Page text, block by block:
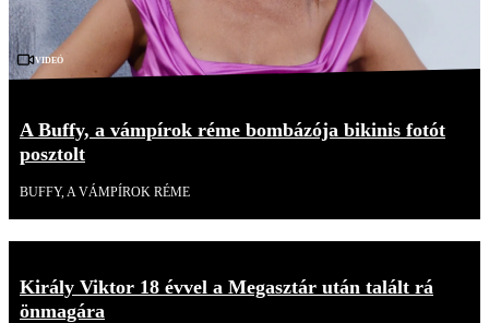
Videó
A Buffy, a vámpírok réme bombázója bikinis fotót
posztolt
BUFFY, A VÁMPÍROK RÉME
Király Viktor 18 évvel a Megasztár után talált rá
önmagára